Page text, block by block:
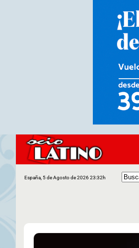
España, 5 de Agosto de 2026 23:32h